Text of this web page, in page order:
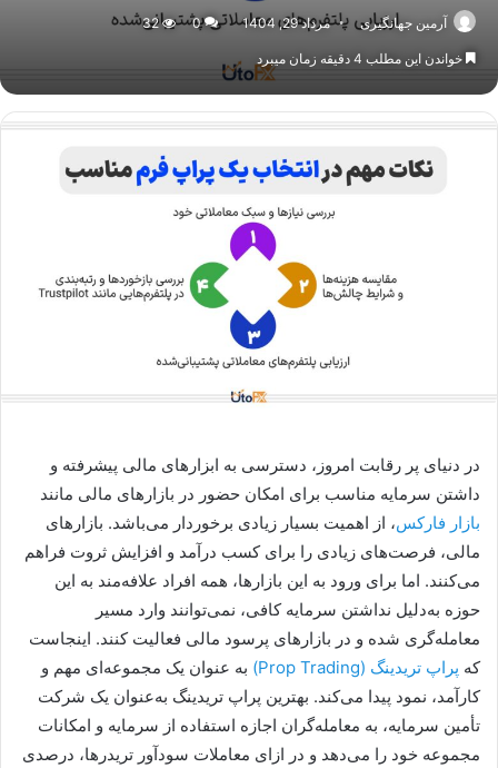
آرمین جهانگیری مرداد 29, 1404 0
32
خواندن این مطلب 4 دقیقه زمان میبرد
در دنیای پر رقابت امروز، دسترسی به ابزارهای مالی پیشرفته و
داشتن سرمایه مناسب برای امکان حضور در بازارهای مالی مانند
بازار فارکس، از اهمیت بسیار زیادی برخوردار می‌باشد. بازارهای
مالی، فرصت‌های زیادی را برای کسب درآمد و افزایش ثروت فراهم
می‌کنند. اما برای ورود به این بازارها، همه افراد علافه‌مند به این
حوزه به‌دلیل نداشتن سرمایه کافی، نمی‌توانند وارد مسیر
معامله‌گری شده و در بازارهای پرسود مالی فعالیت کنند. اینجاست
که پراپ تریدینگ (Prop Trading)
به عنوان یک مجموعه‌ای مهم و
کارآمد، نمود پیدا می‌کند. بهترین پراپ تریدینگ به‌عنوان یک شرکت‌
تأمین سرمایه، به معامله‌گران اجازه استفاده از سرمایه و امکانات
مجموعه خود را می‌دهد و در ازای معاملات سودآور تریدرها، درصدی